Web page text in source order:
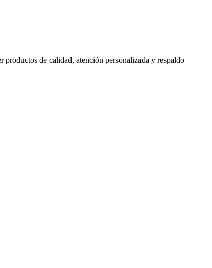
productos de calidad, atención personalizada y respaldo